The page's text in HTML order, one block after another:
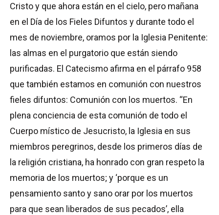
Cristo y que ahora están en el cielo, pero mañana
en el Día de los Fieles Difuntos y durante todo el
mes de noviembre, oramos por la Iglesia Penitente:
las almas en el purgatorio que están siendo
purificadas. El Catecismo afirma en el párrafo 958
que también estamos en comunión con nuestros
fieles difuntos: Comunión con los muertos. “En
plena conciencia de esta comunión de todo el
Cuerpo místico de Jesucristo, la Iglesia en sus
miembros peregrinos, desde los primeros días de
la religión cristiana, ha honrado con gran respeto la
memoria de los muertos; y ‘porque es un
pensamiento santo y sano orar por los muertos
para que sean liberados de sus pecados’, ella